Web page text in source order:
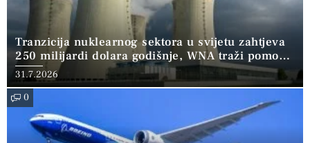
Tranzicija nuklearnog sektora u svijetu zahtjeva
250 milijardi dolara godišnje, WNA traži pomoć
banaka
31.7.2026
0